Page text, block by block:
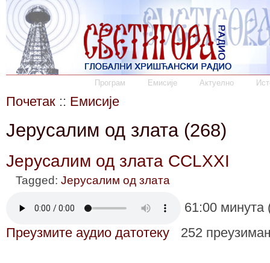
Програм Емисије Актуелно
Почетак :: Емисије
Јерусалим од злата (268)
Јерусалим од злата CCLXXI
Tagged: Јерусалим од злата
61:00
Преузмите аудио датотеку
252